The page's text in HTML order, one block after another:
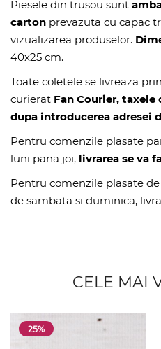
Piesele din trusou sunt
carton prevazuta cu capac
vizualizarea produselor.
40x25 cm.
Toate coletele se livreaza
curierat Fan Courier, taxele
dupa introducerea adresei
Pentru comenzile plasate
luni pana joi, livrarea se va
Pentru comenzile plasate de
de sambata si duminica,
CELE MAI
25%